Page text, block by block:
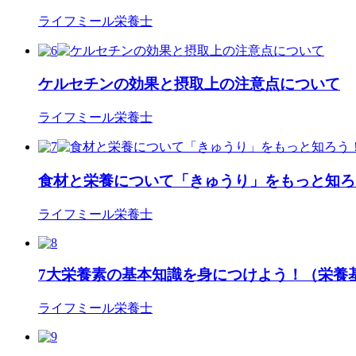
ライフミール栄養士
ケルセチンの効果と摂取上の注意点について
ライフミール栄養士
食材と栄養について「きゅうり」をもっと知ろ
ライフミール栄養士
7大栄養素の基本知識を身につけよう！（栄養
ライフミール栄養士